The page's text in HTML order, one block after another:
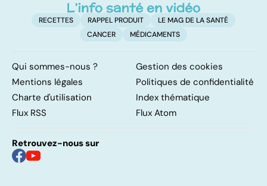
RECETTES RAPPEL PRODUIT
LE MAG DE LA SANTÉ
CANCER
MÉDICAMENTS
Qui sommes-nous ?
Gestion des cookies
Mentions légales
Politiques de confidentialité
Charte d'utilisation
Index thématique
Flux RSS
Flux Atom
Retrouvez-nous sur